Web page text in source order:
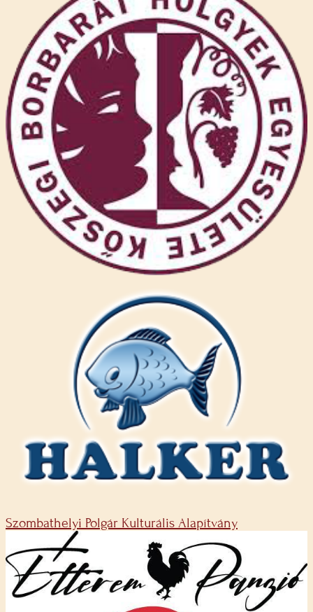
Szombathelyi Polgár Kulturális Alapítvány